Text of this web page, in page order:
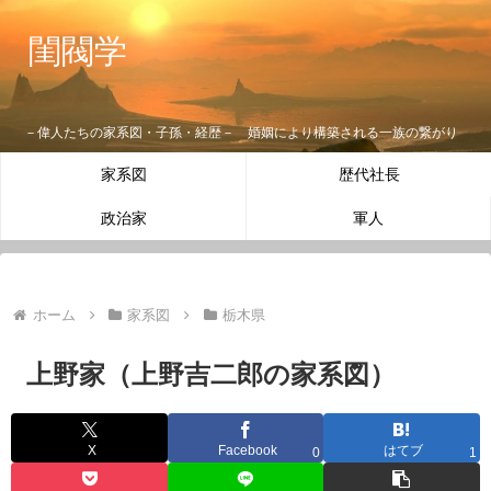
閨閥学
－偉人たちの家系図・子孫・経歴－ 婚姻により構築される一族の繋がり
家系図 歴代社長
政治家 軍人
ホーム 家系図 栃木県
上野家（上野吉二郎の家系図）
X Facebook 0 はてブ 1